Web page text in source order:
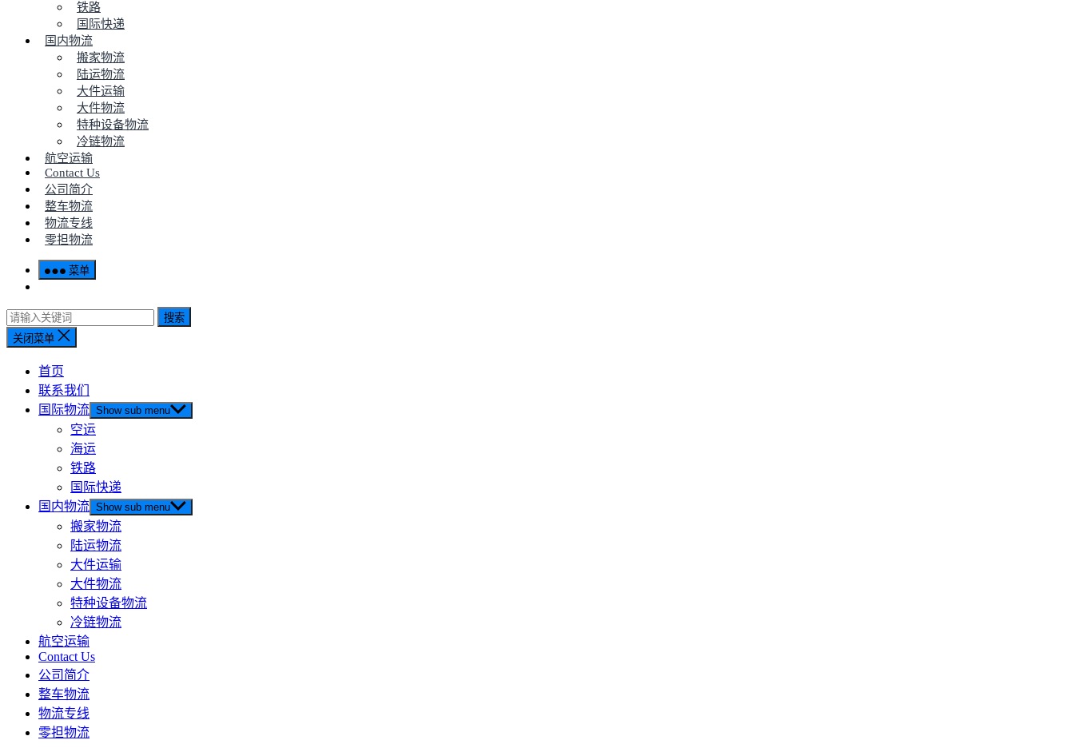
铁路
国际快递
国内物流
搬家物流
陆运物流
大件运输
大件物流
特种设备物流
冷链物流
航空运输
Contact Us
公司简介
整车物流
物流专线
零担物流
菜单
搜索
关闭菜单
首页
联系我们
国际物流 Show sub menu
空运
海运
铁路
国际快递
国内物流 Show sub menu
搬家物流
陆运物流
大件运输
大件物流
特种设备物流
冷链物流
航空运输
Contact Us
公司简介
整车物流
物流专线
零担物流